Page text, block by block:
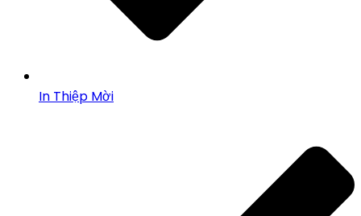
In Thiệp Mời